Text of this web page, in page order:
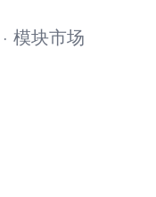
模块市场